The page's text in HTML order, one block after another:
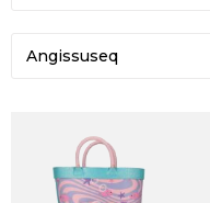
Angissuseq